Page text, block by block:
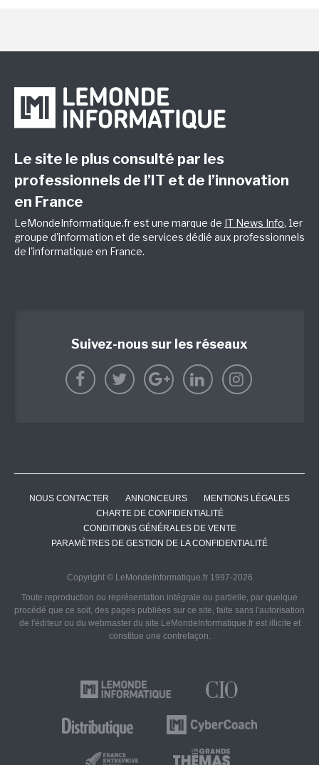
Le site le plus consulté par les
professionnels de l’IT et de l’innovation
en France
LeMondeInformatique.fr est une marque de IT News Info, 1er
groupe d'information et de services dédié aux professionnels
de l'informatique en France.
Suivez-nous sur les réseaux
NOUS CONTACTER ANNONCEURS
MENTIONS LÉGALES
CHARTE DE CONFIDENTIALITÉ
CONDITIONS GÉNÉRALES DE VENTE
PARAMÈTRES DE GESTION DE LA CONFIDENTIALITÉ
Copyright © LeMondeInformatique.fr 1997-2026
Toute reproduction ou représentation intégrale ou partielle, par quelque
procédé que ce soit, des pages publiées sur ce site, faite sans l'autorisation
de l'éditeur ou du webmaster du site LeMondeInformatique.fr est illicite et
constitue une contrefaçon.